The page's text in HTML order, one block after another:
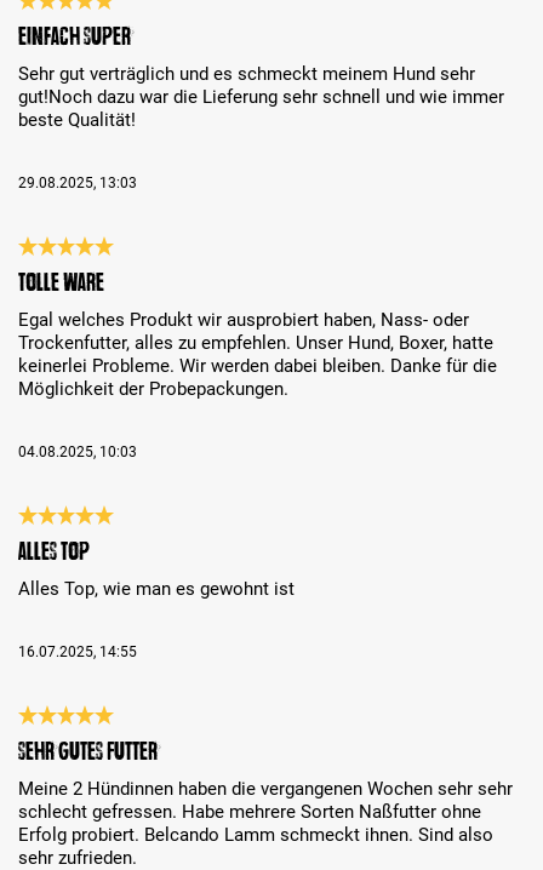
Review with rating of 5 out of 5 stars
Einfach super
Sehr gut verträglich und es schmeckt meinem Hund sehr
gut!Noch dazu war die Lieferung sehr schnell und wie immer
beste Qualität!
29.08.2025, 13:03
Review with rating of 5 out of 5 stars
Tolle Ware
Egal welches Produkt wir ausprobiert haben, Nass- oder
Trockenfutter, alles zu empfehlen. Unser Hund, Boxer, hatte
keinerlei Probleme. Wir werden dabei bleiben. Danke für die
Möglichkeit der Probepackungen.
04.08.2025, 10:03
Review with rating of 5 out of 5 stars
Alles Top
Alles Top, wie man es gewohnt ist
16.07.2025, 14:55
Review with rating of 5 out of 5 stars
Sehr gutes Futter
Meine 2 Hündinnen haben die vergangenen Wochen sehr sehr
schlecht gefressen. Habe mehrere Sorten Naßfutter ohne
Erfolg probiert. Belcando Lamm schmeckt ihnen. Sind also
sehr zufrieden.